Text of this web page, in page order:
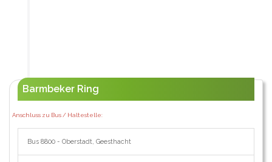
Barmbeker Ring
Anschluss zu Bus / Haltestelle:
Bus 8800 - Oberstadt, Geesthacht